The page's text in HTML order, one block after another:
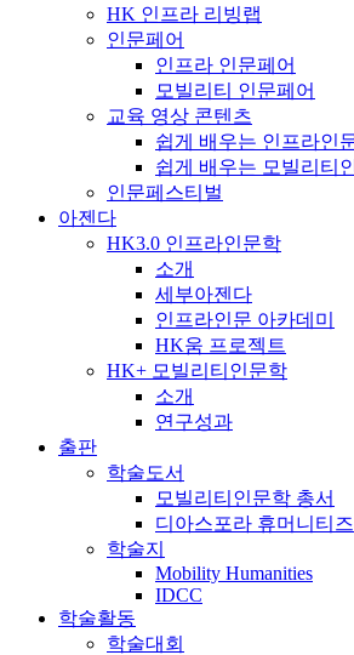
HK 인프라 리빙랩
인문페어
인프라 인문페어
모빌리티 인문페어
교육 영상 콘텐츠
쉽게 배우는 인프라인
쉽게 배우는 모빌리티
인문페스티벌
아젠다
HK3.0 인프라인문학
소개
세부아젠다
인프라인문 아카데미
HK움 프로젝트
HK+ 모빌리티인문학
소개
연구성과
출판
학술도서
모빌리티인문학 총서
디아스포라 휴머니티
학술지
Mobility Humanities
IDCC
학술활동
학술대회